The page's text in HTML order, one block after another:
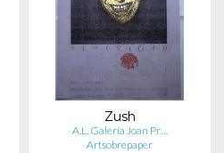
Zush
A.L. Galería Joan Pr…
Artsobrepaper